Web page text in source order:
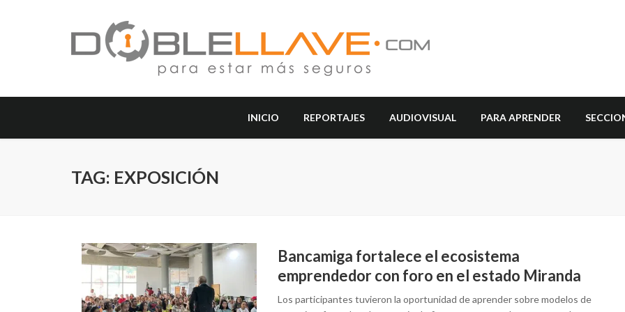
INICIO REPORTAJES AUDIOVISUAL PARA APRENDER
TAG: EXPOSICIÓN
Bancamiga fortalece el ecosistema
emprendedor con foro en el estado Miranda
Los participantes tuvieron la oportunidad de aprender sobre modelos de